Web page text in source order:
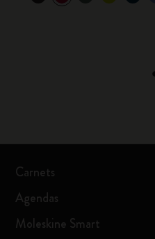
Carnets
Agendas
Moleskine Smart